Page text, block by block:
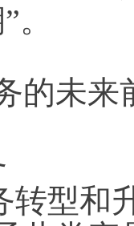
的未
转型和